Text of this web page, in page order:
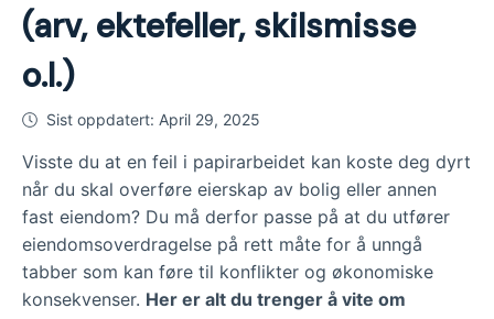
(arv, ektefeller, skilsmisse
o.l.)
Sist oppdatert: April 29, 2025
Visste du at en feil i papirarbeidet kan koste deg dyrt
når du skal overføre eierskap av bolig eller annen
fast eiendom? Du må derfor passe på at du utfører
eiendomsoverdragelse på rett måte for å unngå
tabber som kan føre til konflikter og økonomiske
konsekvenser. Her er alt du trenger å vite om